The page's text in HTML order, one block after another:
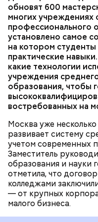
обновят 600
многих учреждениях
профессионального
установлено самое
на котором
практические
какие технологии
учреждения
образования, чтобы
востребованных на
Москва уже
развивает систему
учетом современных
Заместитель
образования и
отметила, что
колледжами
— от крупных
малого бизнеса.
образовательные
занимает не менее 70
времени, —
качество обучения,
тысячи мастерских и
сообщила, что к 2031
обновить
том числе —
обучаться более 60
ОБРАЗОВАНИЕ
— Увидев, как здесь
рассказы режиссеров,
смотреть на
бы интересно побыть
кресле режиссера, —
киношники работают
подошло бы ей по